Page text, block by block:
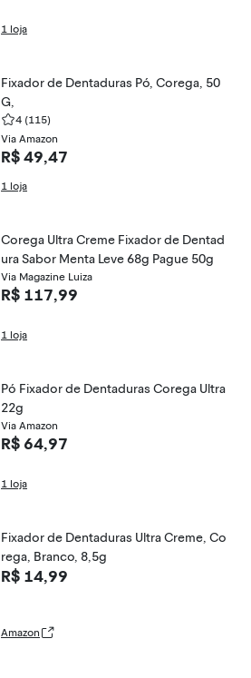
1 loja
Fixador de Dentaduras Pó, Corega, 50
G,
4 (115)
Via Amazon
R$ 49,47
1 loja
Corega Ultra Creme Fixador de Dentad
ura Sabor Menta Leve 68g Pague 50g
Via Magazine Luiza
R$ 117,99
1 loja
Pó Fixador de Dentaduras Corega Ultra
22g
Via Amazon
R$ 64,97
1 loja
Fixador de Dentaduras Ultra Creme, Co
rega, Branco, 8,5g
R$ 14,99
Amazon